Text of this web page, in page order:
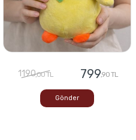
1190,00 TL 799,90 TL
Gönder